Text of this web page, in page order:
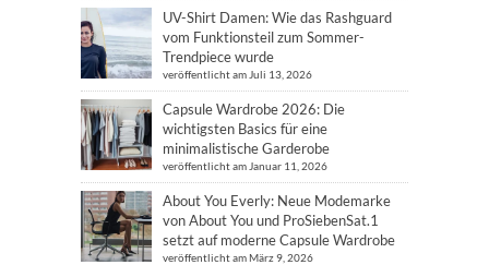
UV-Shirt Damen: Wie das Rashguard
vom Funktionsteil zum Sommer-
Trendpiece wurde
veröffentlicht am Juli 13, 2026
Capsule Wardrobe 2026: Die
wichtigsten Basics für eine
minimalistische Garderobe
veröffentlicht am Januar 11, 2026
About You Everly: Neue Modemarke
von About You und ProSiebenSat.1
setzt auf moderne Capsule Wardrobe
veröffentlicht am März 9, 2026